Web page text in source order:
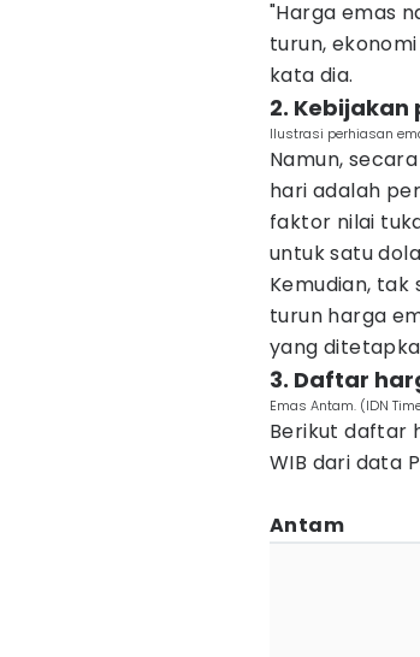
"Harga emas
turun,
kata dia.
2.
Ilustrasi perhiasan
Namun,
hari adalah
faktor nilai
untuk satu
Kemudian, tak
turun harga
yang
3. Daftar
Emas Antam. (IDN
Berikut daftar
WIB dari data
Antam